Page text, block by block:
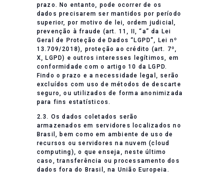
prazo. No entanto, pode ocorrer de os
dados precisarem ser mantidos por período
superior, por motivo de lei, ordem judicial,
prevenção à fraude (art. 11, II, “a” da Lei
Geral de Proteção de Dados “LGPD”, Lei nº
13.709/2018), proteção ao crédito (art. 7º,
X, LGPD) e outros interesses legítimos, em
conformidade com o artigo 10 da LGPD.
Findo o prazo e a necessidade legal, serão
excluídos com uso de métodos de descarte
seguro, ou utilizados de forma anonimizada
para fins estatísticos.
2.3. Os dados coletados serão
armazenados em servidores localizados no
Brasil, bem como em ambiente de uso de
recursos ou servidores na nuvem (cloud
computing), o que enseja, neste último
caso, transferência ou processamento dos
dados fora do Brasil, na União Europeia.